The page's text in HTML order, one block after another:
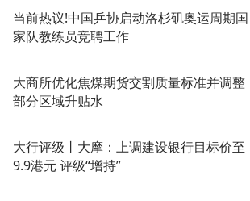
当前热议!中国乒协启动洛杉矶奥运周期国
家队教练员竞聘工作
大商所优化焦煤期货交割质量标准并调整
部分区域升贴水
大行评级丨大摩：上调建设银行目标价至
9.9港元 评级“增持”